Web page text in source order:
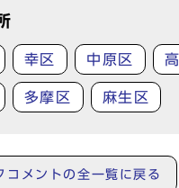
幸区 中原区
多摩区 麻生区
コメントの全一覧に戻る